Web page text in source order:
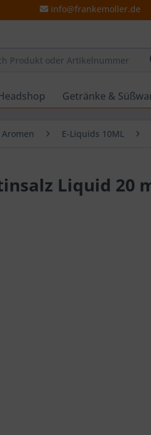
info@frankemoller.de
Getränke &
E-Liquids 10ML
Liquid 20